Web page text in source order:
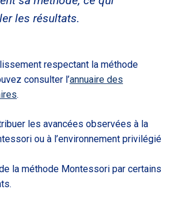
les résultats.
respectant la méthode
consulter l’annuaire des
.
les avancées observées à la
ou à l’environnement privilégié
la méthode Montessori par certains